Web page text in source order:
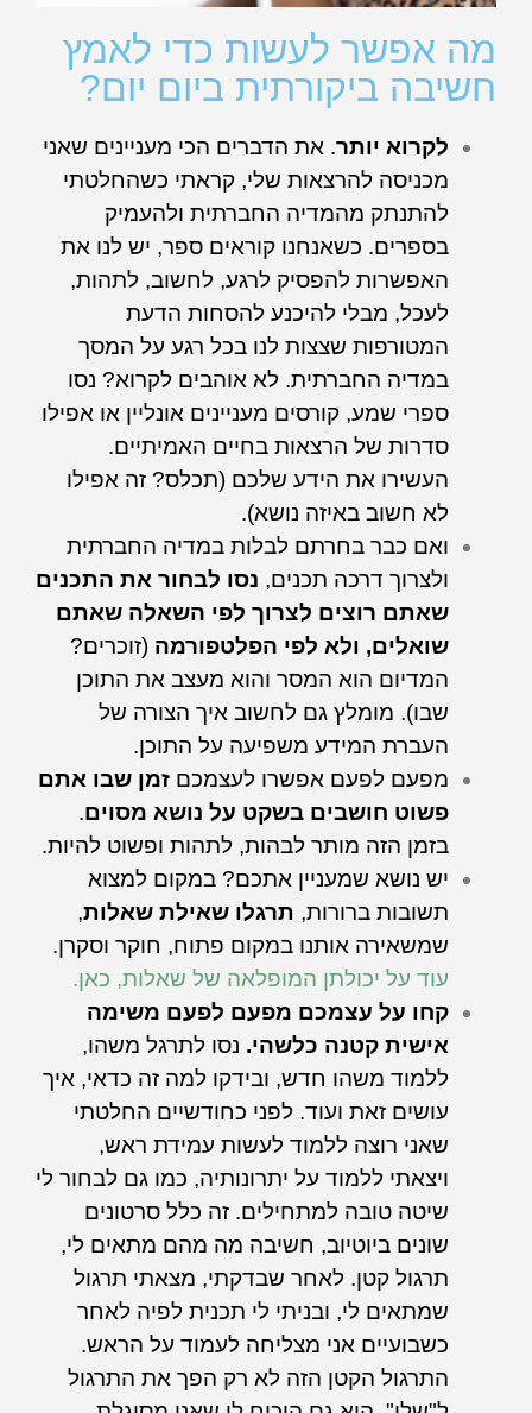
מה אפשר לעשות כדי לאמץ
חשיבה ביקורתית ביום יום?
לקרוא יותר. את הדברים הכי מעניינים שאני
מכניסה להרצאות שלי, קראתי כשהחלטתי
להתנתק מהמדיה החברתית ולהעמיק
בספרים. כשאנחנו קוראים ספר, יש לנו את
האפשרות להפסיק לרגע, לחשוב, לתהות,
לעכל, מבלי להיכנע להסחות הדעת
המטורפות שצצות לנו בכל רגע על המסך
במדיה החברתית. לא אוהבים לקרוא? נסו
ספרי שמע, קורסים מעניינים אונליין או אפילו
סדרות של הרצאות בחיים האמיתיים.
העשירו את הידע שלכם (תכלס? זה אפילו
לא חשוב באיזה נושא).
ואם כבר בחרתם לבלות במדיה החברתית
ולצרוך דרכה תכנים, נסו לבחור את התכנים
שאתם רוצים לצרוך לפי השאלה שאתם
שואלים, ולא לפי הפלטפורמה (זוכרים?
המדיום הוא המסר והוא מעצב את התוכן
שבו). מומלץ גם לחשוב איך הצורה של
העברת המידע משפיעה על התוכן.
מפעם לפעם אפשרו לעצמכם זמן שבו אתם
פשוט חושבים בשקט על נושא מסוים.
בזמן הזה מותר לבהות, לתהות ופשוט להיות.
יש נושא שמעניין אתכם? במקום למצוא
תשובות ברורות, תרגלו שאילת שאלות,
שמשאירה אותנו במקום פתוח, חוקר וסקרן.
עוד על יכולתן המופלאה של שאלות, כאן.
קחו על עצמכם מפעם לפעם משימה
אישית קטנה כלשהי. נסו לתרגל משהו,
ללמוד משהו חדש, ובידקו למה זה כדאי, איך
עושים זאת ועוד. לפני כחודשיים החלטתי
שאני רוצה ללמוד לעשות עמידת ראש,
ויצאתי ללמוד על יתרונותיה, כמו גם לבחור לי
שיטה טובה למתחילים. זה כלל סרטונים
שונים ביוטיוב, חשיבה מה מהם מתאים לי,
תרגול קטן. לאחר שבדקתי, מצאתי תרגול
שמתאים לי, ובניתי לי תכנית לפיה לאחר
כשבועיים אני מצליחה לעמוד על הראש.
התרגול הקטן הזה לא רק הפך את התרגול